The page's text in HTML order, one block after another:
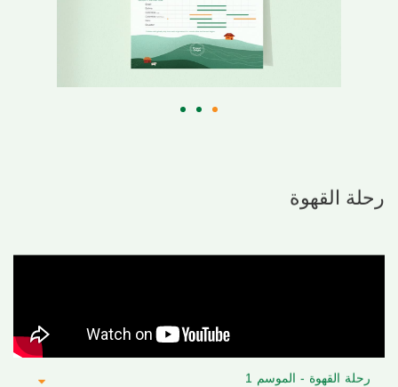
رحلة القهوة
رحلة القهوة - الموسم 1